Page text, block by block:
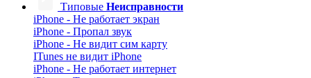
Типовые Неисправности
iPhone - Не работает экран
iPhone - Пропал звук
iPhone - Не видит сим карту
ITunes не видит iPhone
iPhone - Не работает интернет